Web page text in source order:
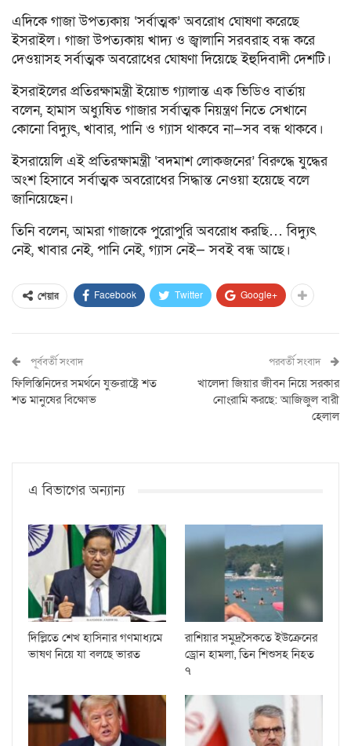
এদিকে গাজা উপত্যকায় ‘সর্বাত্মক’ অবরোধ ঘোষণা করেছে
ইসরাইল। গাজা উপত্যকায় খাদ্য ও জ্বালানি সরবরাহ বন্ধ করে
দেওয়াসহ সর্বাত্মক অবরোধের ঘোষণা দিয়েছে ইহুদিবাদী দেশটি।
ইসরাইলের প্রতিরক্ষামন্ত্রী ইয়োভ গ্যালান্ত এক ভিডিও বার্তায়
বলেন, হামাস অধ্যুষিত গাজার সর্বাত্মক নিয়ন্ত্রণ নিতে সেখানে
কোনো বিদ্যুৎ, খাবার, পানি ও গ্যাস থাকবে না—সব বন্ধ থাকবে।
ইসরায়েলি এই প্রতিরক্ষামন্ত্রী ‘বদমাশ লোকজনের’ বিরুদ্ধে যুদ্ধের
অংশ হিসাবে সর্বাত্মক অবরোধের সিদ্ধান্ত নেওয়া হয়েছে বলে
জানিয়েছেন।
তিনি বলেন, আমরা গাজাকে পুরোপুরি অবরোধ করছি… বিদ্যুৎ
নেই, খাবার নেই, পানি নেই, গ্যাস নেই— সবই বন্ধ আছে।
শেয়ার Facebook Twitter Google+
পূর্ববর্তী সংবাদ
ফিলিস্তিনিদের সমর্থনে যুক্তরাষ্ট্রে শত
শত মানুষের বিক্ষোভ
পরবর্তী সংবাদ
খালেদা জিয়ার জীবন নিয়ে সরকার
নোংরামি করছে: আজিজুল বারী
হেলাল
এ বিভাগের অন্যান্য
দিল্লিতে শেখ হাসিনার গণমাধ্যমে
ভাষণ নিয়ে যা বলছে ভারত
রাশিয়ার সমুদ্রসৈকতে ইউক্রেনের
ড্রোন হামলা, তিন শিশুসহ নিহত
৭